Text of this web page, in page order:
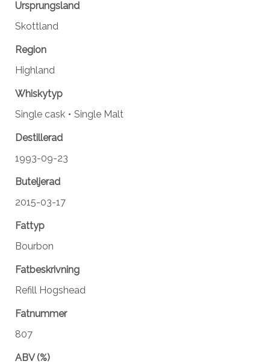
Ursprungsland
Skottland
Region
Highland
Whiskytyp
Single cask
Single Malt
Destillerad
1993-09-23
Buteljerad
2015-03-17
Fattyp
Bourbon
Fatbeskrivning
Refill Hogshead
Fatnummer
807
ABV (%)